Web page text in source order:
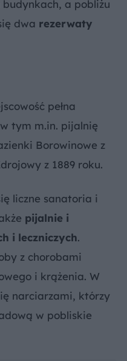
a pobliżu
dwa rezerwaty
pełna
tym m.in. pijalnię
Borowinowe z
z 1889 roku.
liczne sanatoria i
pijalnie i
i leczniczych.
z chorobami
i krążenia. W
narciarzami, którzy
w pobliskie